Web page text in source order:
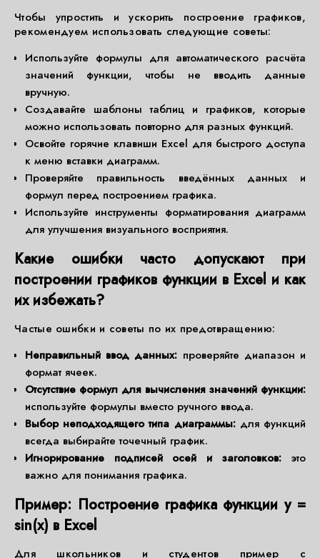
Чтобы упростить и ускорить построение графиков,
рекомендуем использовать следующие советы:
Используйте формулы для автоматического расчёта
значений функции, чтобы не вводить данные
вручную.
Создавайте шаблоны таблиц и графиков, которые
можно использовать повторно для разных функций.
Освойте горячие клавиши Excel для быстрого доступа
к меню вставки диаграмм.
Проверяйте правильность введённых данных и
формул перед построением графика.
Используйте инструменты форматирования диаграмм
для улучшения визуального восприятия.
Какие ошибки часто допускают при
построении графиков функции в Excel и как
их избежать?
Частые ошибки и советы по их предотвращению:
Неправильный ввод данных: проверяйте диапазон и
формат ячеек.
Отсутствие формул для вычисления значений функции:
используйте формулы вместо ручного ввода.
Выбор неподходящего типа диаграммы:для функций
всегда выбирайте точечный график.
Игнорирование подписей осей и заголовков: это
важно для понимания графика.
Пример: Построение графика функции y =
sin(x) в Excel
Для школьников и студентов пример с